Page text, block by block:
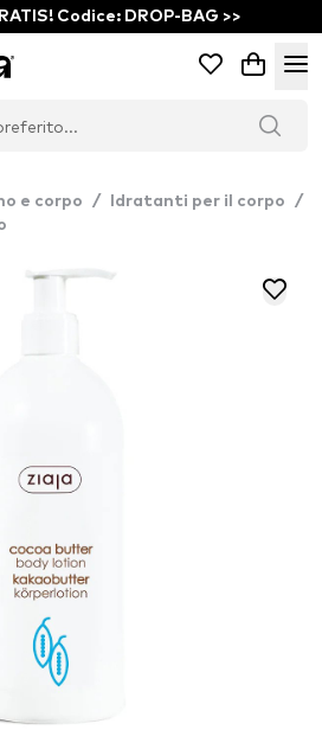
Codice: DROP-BAG >>
e corpo / Idratanti per il corpo
/